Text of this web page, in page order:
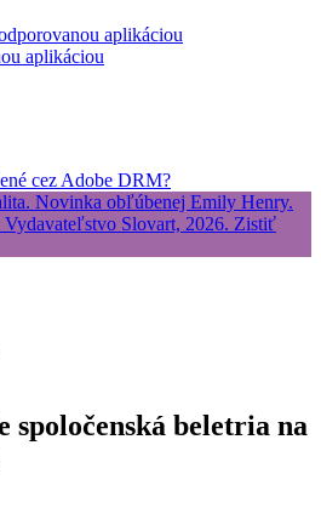
aplikáciou
aplikáciou
cez Adobe DRM?
spoločenská beletria na